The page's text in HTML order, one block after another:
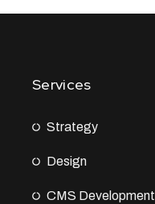
Services
Strategy
Design
CMS Development